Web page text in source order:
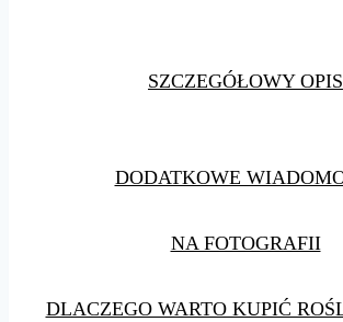
SZCZEGÓŁOWY OPIS
DODATKOWE
NA FOTOGRAFII
DLACZEGO WARTO KUPIĆ